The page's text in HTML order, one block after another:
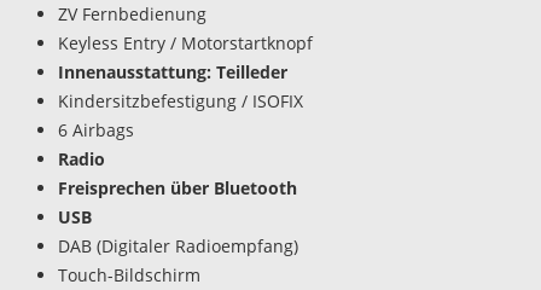
ZV Fernbedienung
Keyless Entry / Motorstartknopf
Innenausstattung: Teilleder
Kindersitzbefestigung / ISOFIX
6 Airbags
Radio
Freisprechen über Bluetooth
USB
DAB (Digitaler Radioempfang)
Touch-Bildschirm